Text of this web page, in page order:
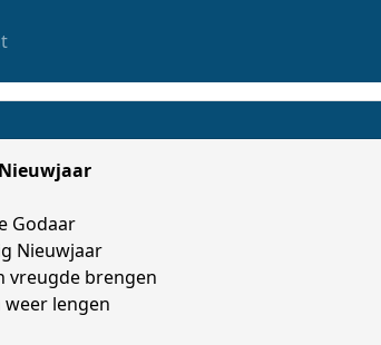
Godaar
Nieuwjaar
vreugde brengen
weer lengen